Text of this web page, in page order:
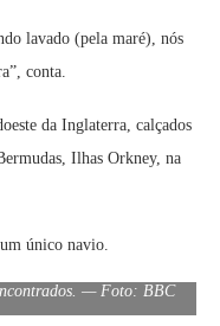
lavado (pela maré), nós
conta.
da Inglaterra, calçados
Ilhas Orkney, na
um único navio.
— Foto: BBC